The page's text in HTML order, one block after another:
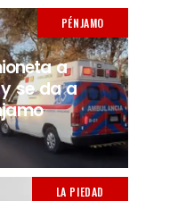
PÉNJAMO
a
se da a
LA PIEDAD